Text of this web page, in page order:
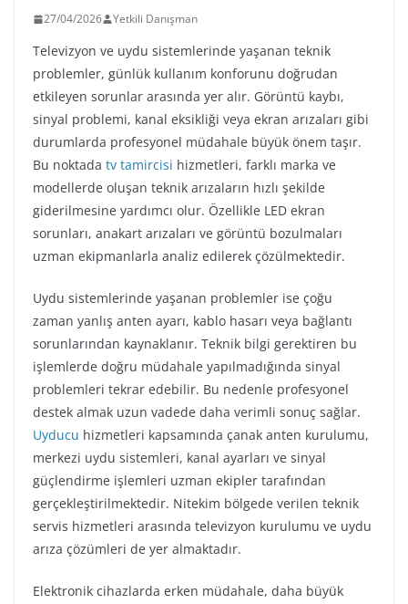
27/04/2026 Yetkili Danışman
Televizyon ve uydu sistemlerinde yaşanan teknik
problemler, günlük kullanım konforunu doğrudan
etkileyen sorunlar arasında yer alır. Görüntü kaybı,
sinyal problemi, kanal eksikliği veya ekran arızaları gibi
durumlarda profesyonel müdahale büyük önem taşır.
Bu noktada tv tamircisi hizmetleri, farklı marka ve
modellerde oluşan teknik arızaların hızlı şekilde
giderilmesine yardımcı olur. Özellikle LED ekran
sorunları, anakart arızaları ve görüntü bozulmaları
uzman ekipmanlarla analiz edilerek çözülmektedir.
Uydu sistemlerinde yaşanan problemler ise çoğu
zaman yanlış anten ayarı, kablo hasarı veya bağlantı
sorunlarından kaynaklanır. Teknik bilgi gerektiren bu
işlemlerde doğru müdahale yapılmadığında sinyal
problemleri tekrar edebilir. Bu nedenle profesyonel
destek almak uzun vadede daha verimli sonuç sağlar.
Uyducu hizmetleri kapsamında çanak anten kurulumu,
merkezi uydu sistemleri, kanal ayarları ve sinyal
güçlendirme işlemleri uzman ekipler tarafından
gerçekleştirilmektedir. Nitekim bölgede verilen teknik
servis hizmetleri arasında televizyon kurulumu ve uydu
arıza çözümleri de yer almaktadır.
Elektronik cihazlarda erken müdahale, daha büyük